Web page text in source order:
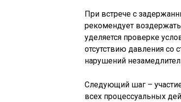
При встрече с
рекомендует
уделяется проверке
отсутствию давления со
нарушений
Следующий шаг –
всех процессуальных